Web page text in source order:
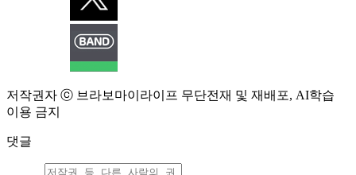
저작권자 ⓒ 브라보마이라이프 무단전재 및 재배포, AI학습
이용 금지
댓글